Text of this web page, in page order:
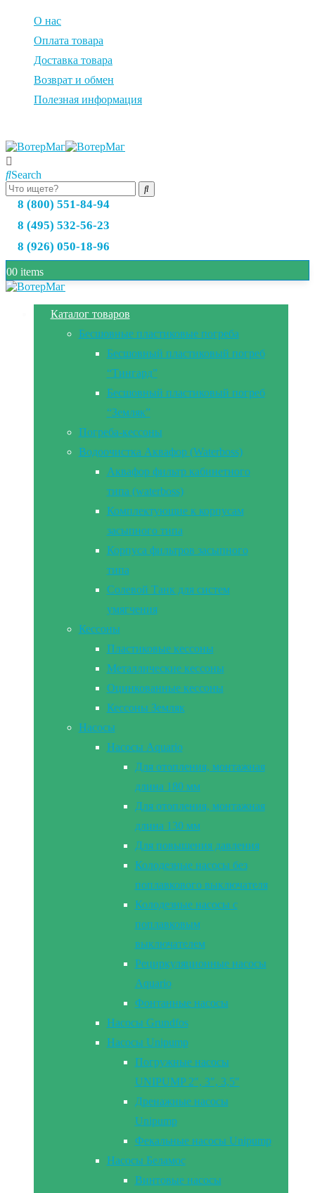
О нас
Оплата товара
Доставка товара
Возврат и обмен
Полезная информация
Search
8 (800) 551-84-94
8 (495) 532-56-23
8 (926) 050-18-96
00 items
Каталог товаров
Бесшовные пластиковые погреба
Бесшовный пластиковый погреб
“Тингард”
Бесшовный пластиковый погреб
“Земляк”
Погреба-кессоны
Водоочистка Аквафор (Waterboss)
Аквафор фильтр кабинетного
типа (waterboss)
Комплектующие к корпусам
засыпного типа
Корпуса фильтров засыпного
типа
Солевой Танк для систем
умягчения
Кессоны
Пластиковые кессоны
Металлические кессоны
Оцинкованные кессоны
Кессоны Земляк
Насосы
Насосы Aquario
Для отопления, монтажная
длина 180 мм
Для отопления, монтажная
длина 130 мм
Для повышения давления
Колодезные насосы без
поплавкового выключателя
Колодезные насосы с
поплавковым
выключателем
Рециркуляционные насосы
Aquario
Фонтанные насосы
Насосы Grundfos
Насосы Unipump
Погружные насосы
UNIPUMP 2″, 3″, 3,5″
Дренажные насосы
Unipump
Фекальные насосы Unipump
Насосы Беламос
Винтовые насосы